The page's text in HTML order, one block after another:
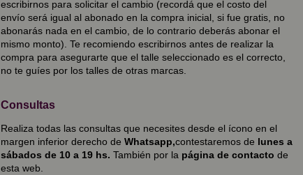
escribirnos para solicitar el cambio (recordá que el costo del
envío será igual al abonado en la compra inicial, si fue gratis, no
abonarás nada en el cambio, de lo contrario deberás abonar el
mismo monto). Te recomiendo escribirnos antes de realizar la
compra para asegurarte que el talle seleccionado es el correcto,
no te guíes por los talles de otras marcas.
Consultas
Realiza todas las consultas que necesites desde el ícono en el
margen inferior derecho de Whatsapp,contestaremos de lunes a
sábados de 10 a 19 hs. También por la página de contacto de
esta web.